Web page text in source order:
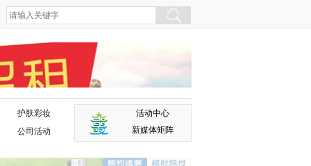
护肤彩妆
公司活动
活动中心
新媒体矩阵